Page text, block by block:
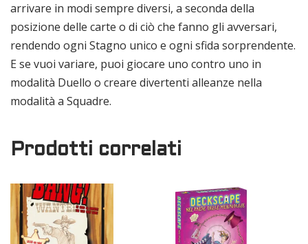
arrivare in modi sempre diversi, a seconda della
posizione delle carte o di ciò che fanno gli avversari,
rendendo ogni Stagno unico e ogni sfida sorprendente.
E se vuoi variare, puoi giocare uno contro uno in
modalità Duello o creare divertenti alleanze nella
modalità a Squadre.
Prodotti correlati